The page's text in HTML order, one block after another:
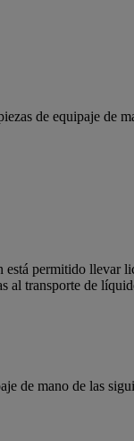
de equipaje de
permitido
al transporte de
de mano de las